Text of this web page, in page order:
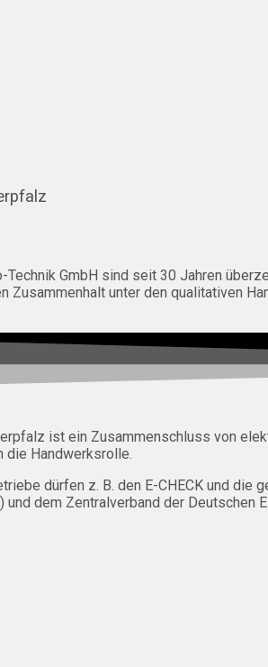
GmbH sind seit 30 Jahren
unter den qualitativen
ist ein Zusammenschluss von
die Handwerksrolle.
dürfen z. B. den E-CHECK und die
dem Zentralverband der